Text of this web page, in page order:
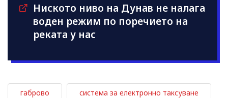
Ниското ниво на Дунав не налага
воден режим по поречието на
реката у нас
габрово система за електронно таксуване